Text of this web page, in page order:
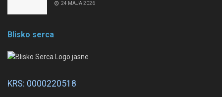
24 MAJA 2026
Blisko serca
KRS: 0000220518